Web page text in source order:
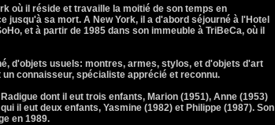
où il réside et travaille la moitié de son temps en
jusqu'à sa mort. A New York, il a d'abord séjourné à l'Hotel
et à partir de 1985 dans son immeuble à TriBeCa, où il
d'objets usuels: montres, armes, stylos, et d'objets d'art
connaisseur, spécialiste apprécié et reconnu.
dont il eut trois enfants, Marion (1951), Anne (1953)
il eut deux enfants, Yasmine (1982) et Philippe (1987). Son
en 1989.